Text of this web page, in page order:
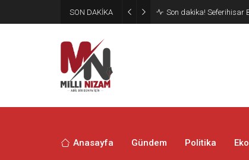
SON DAKİKA 4 firmanın denetim
Anasayfa Gündem Politika